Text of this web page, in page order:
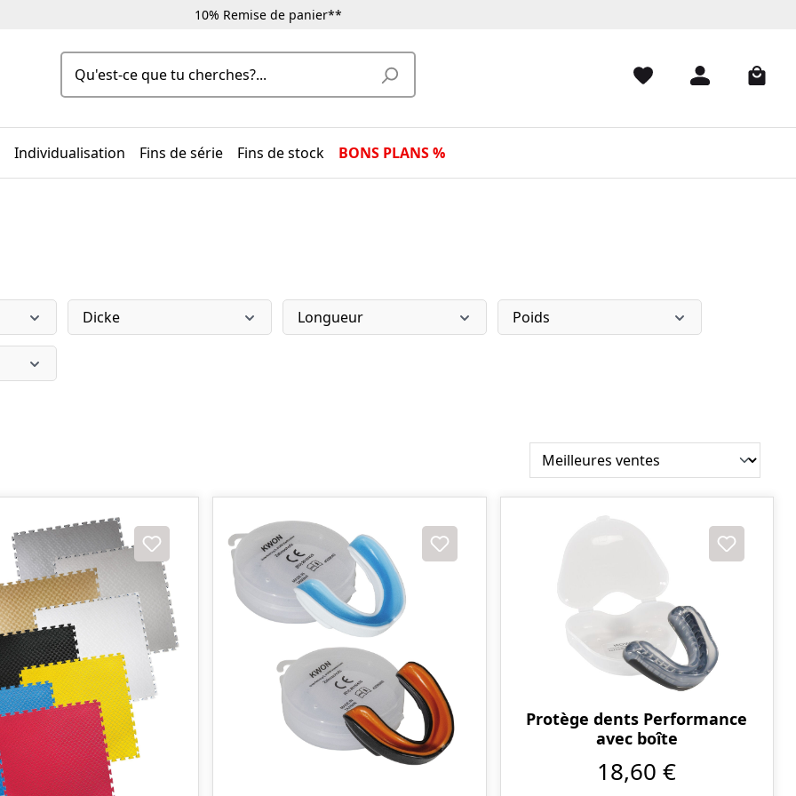
10% Remise de panier**
Individualisation Fins de série Fins de stock BONS PLANS %
Dicke Longueur Poids
Protège dents Performance
avec boîte
18,60 €